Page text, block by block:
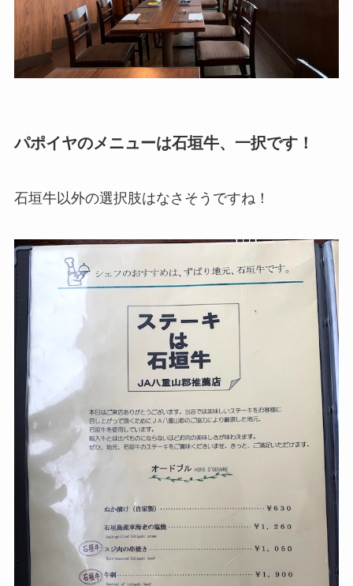
パポイヤのメニューは石垣牛、一択です！
石垣牛以外の選択肢はなさそうですね！